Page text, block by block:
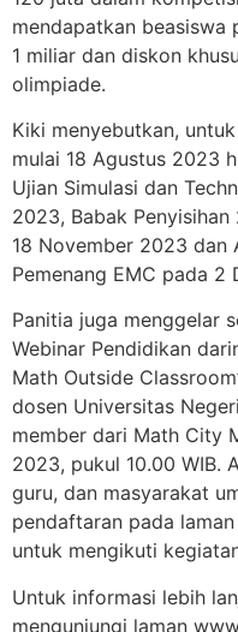
mendapatkan beasiswa
1 miliar dan diskon
olimpiade.
Kiki menyebutkan,
mulai 18 Agustus 2023
Ujian Simulasi dan
2023, Babak
18 November 2023 dan
Pemenang EMC pada 2
Panitia juga menggelar
Webinar Pendidikan
Math Outside
dosen Universitas
member dari Math City
2023, pukul 10.00 WIB.
guru, dan masyarakat
pendaftaran pada
untuk mengikuti
Untuk informasi lebih
mengunjungi laman